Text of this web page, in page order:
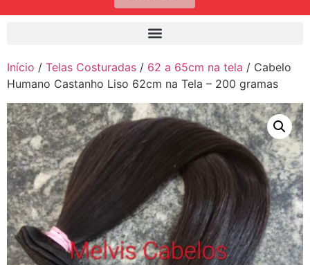
Início / Telas Costuradas / 62 a 65cm na tela / Cabelo
Humano Castanho Liso 62cm na Tela – 200 gramas